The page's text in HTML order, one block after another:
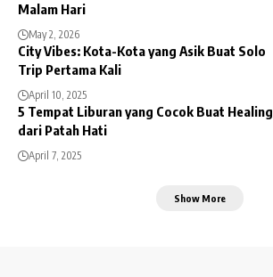
Malam Hari
May 2, 2026
City Vibes: Kota-Kota yang Asik Buat Solo
Trip Pertama Kali
April 10, 2025
5 Tempat Liburan yang Cocok Buat Healing
dari Patah Hati
April 7, 2025
Show More